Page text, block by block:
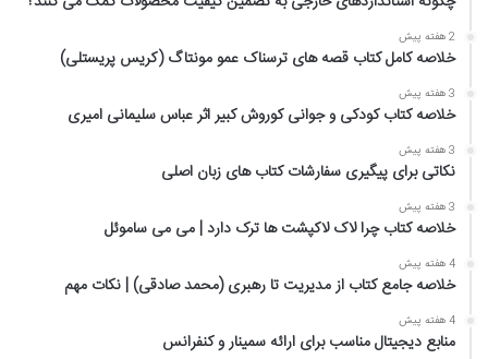
2 هفته پیش
خلاصه کامل کتاب قصه های ترسناک عمو مونتاگ (کریس پریستلی)
3 هفته پیش
خلاصه کتاب کودکی و جوانی کوروش کبیر اثر عباس سلیمانی امیری
3 هفته پیش
نکاتی برای پیگیری سفارشات کتاب های زبان اصلی
3 هفته پیش
خلاصه کتاب چرا لاک لاکپشت ها ترک دارد | می می ساموئل
4 هفته پیش
خلاصه جامع کتاب از مدیریت تا رهبری (محمد صادقی) | نکات مهم
4 هفته پیش
منابع دیجیتال مناسب برای ارائه سمینار و کنفرانس